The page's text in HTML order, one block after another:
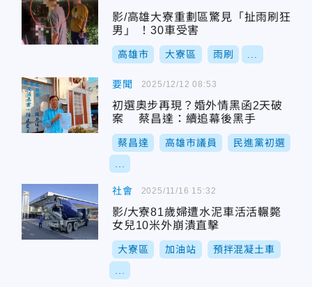
影/高雄大寮重劃區驚見「扯雨刷狂
男」 ！30車受害
高雄市 大寮區 雨刷
要聞
初選奧步再現？婚外情黑函2天破
案 蔡昌達：續追幕後黑手
蔡昌達 高雄市議員 民進黨初選
2025/12/12 08:53
社會
影/大寮81歲婦遭水泥車活活輾斃
女兒10米外崩潰直擊
大寮區 加油站 預拌混凝土車
2025/11/16 15:32